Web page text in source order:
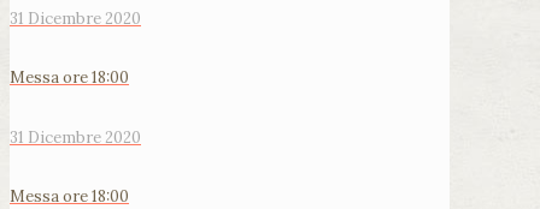
31 Dicembre 2020
Messa ore 18:00
31 Dicembre 2020
Messa ore 18:00